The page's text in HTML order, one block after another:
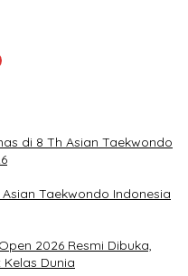
di 8 Th Asian Taekwondo
Taekwondo Indonesia
2026 Resmi Dibuka,
Kelas Dunia